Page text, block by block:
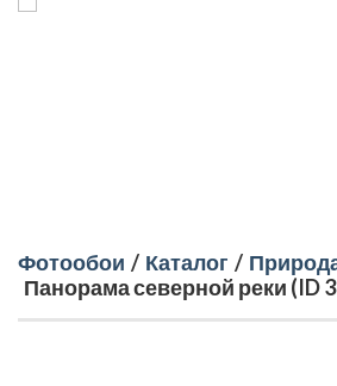
Фотообои / Каталог /
Панорама северной реки (ID